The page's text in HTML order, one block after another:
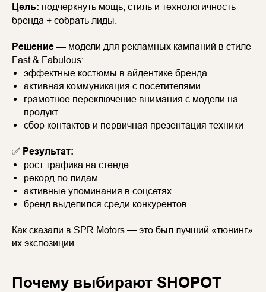
Цель: подчеркнуть мощь, стиль и технологичность
бренда + собрать лиды.
Решение — модели для рекламных кампаний в стиле
Fast & Fabulous:
эффектные костюмы в айдентике бренда
активная коммуникация с посетителями
грамотное переключение внимания с модели на
продукт
сбор контактов и первичная презентация техники
✅ Результат:
рост трафика на стенде
рекорд по лидам
активные упоминания в соцсетях
бренд выделился среди конкурентов
Как сказали в SPR Motors — это был лучший «тюнинг»
их экспозиции.
Почему выбирают SHOPOT